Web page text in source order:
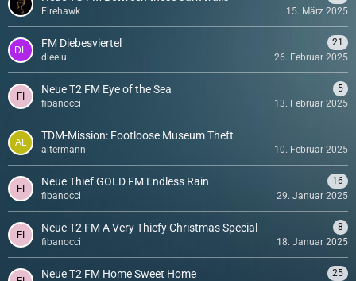
Firehawk
15. März 2025
FM Diebesviertel
21
dleelu
26. Februar 2025
Neue T2 FM Eye of the Sea
5
fibanocci
13. Februar 2025
TDM-Mission: Footloose Museum Theft
altermann 10. Februar 2025
Neue Thief GOLD FM Endless Rain
16
fibanocci
29. Januar 2025
Neue T2 FM A Very Thiefy Christmas Special
8
fibanocci
18. Januar 2025
Neue T2 FM Home Sweet Home
25